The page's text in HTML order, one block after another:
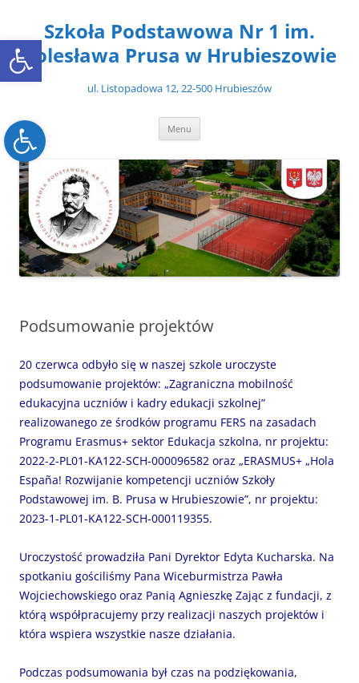
Open toolbar
Open toolbar
treściSzkoła Podstawowa Nr 1 im.
Bolesława Prusa w Hrubieszowie
ul. Listopadowa 12, 22-500 Hrubieszów
Menu
Podsumowanie projektów
20 czerwca odbyło się w naszej szkole uroczyste
podsumowanie projektów: „Zagraniczna mobilność
edukacyjna uczniów i kadry edukacji szkolnej”
realizowanego ze środków programu FERS na zasadach
Programu Erasmus+ sektor Edukacja szkolna, nr projektu:
2022-2-PL01-KA122-SCH-000096582 oraz „ERASMUS+ „Hola
España! Rozwijanie kompetencji uczniów Szkoły
Podstawowej im. B. Prusa w Hrubieszowie”, nr projektu:
2023-1-PL01-KA122-SCH-000119355.
Uroczystość prowadziła Pani Dyrektor Edyta Kucharska. Na
spotkaniu gościliśmy Pana Wiceburmistrza Pawła
Wojciechowskiego oraz Panią Agnieszkę Zając z fundacji, z
którą współpracujemy przy realizacji naszych projektów i
która wspiera wszystkie nasze działania.
Podczas podsumowania był czas na podziękowania,